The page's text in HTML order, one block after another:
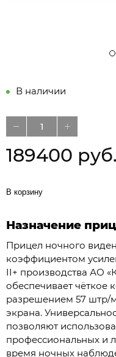
В наличии
189400 руб.
В корзину
Назначение
Прицел ночного
коэффициентом
II+ производства АО
обеспечивает чёткое
разрешением 57 штр/
экрана.
позволяют
профессиональных и
время ночных